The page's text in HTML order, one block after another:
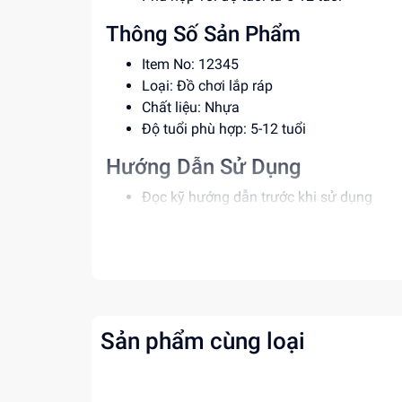
Thông Số Sản Phẩm
Item No: 12345
Loại: Đồ chơi lắp ráp
Chất liệu: Nhựa
Độ tuổi phù hợp: 5-12 tuổi
Hướng Dẫn Sử Dụng
Đọc kỹ hướng dẫn trước khi sử dụng
Rèn luyện kỹ năng phối hợp tay mắt
Tăng cường khả năng giải quyết vấn đề
Sản phẩm cùng loại